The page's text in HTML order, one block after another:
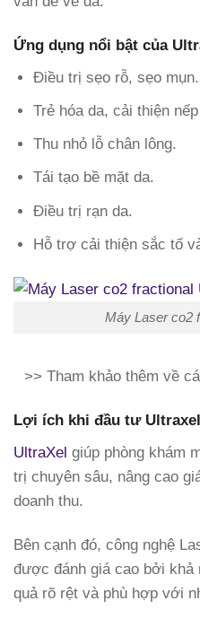
Ứng dụng nổi bật của
Điều trị sẹo rỗ, sẹo mụn.
Trẻ hóa da, cải thiện
Thu nhỏ lỗ chân lông.
Tái tạo bề mặt da.
Điều trị rạn da.
Hỗ trợ cải thiện sắc tố
Máy Laser co2
>> Tham khảo thêm về
Lợi ích khi đầu tư Ultraxel
UltraXel giúp phòng khám
trị chuyên sâu, nâng cao
doanh thu.
Bên cạnh đó, công nghệ
được đánh giá cao bởi khả
quả rõ rệt và phù hợp với